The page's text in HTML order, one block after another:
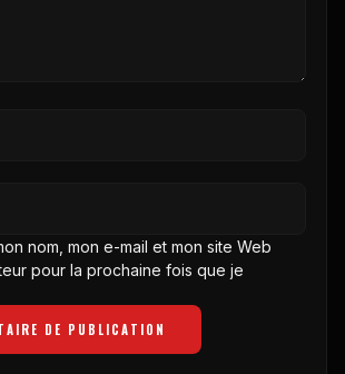
nom, mon e-mail et mon site Web
pour la prochaine fois que je
DE PUBLICATION